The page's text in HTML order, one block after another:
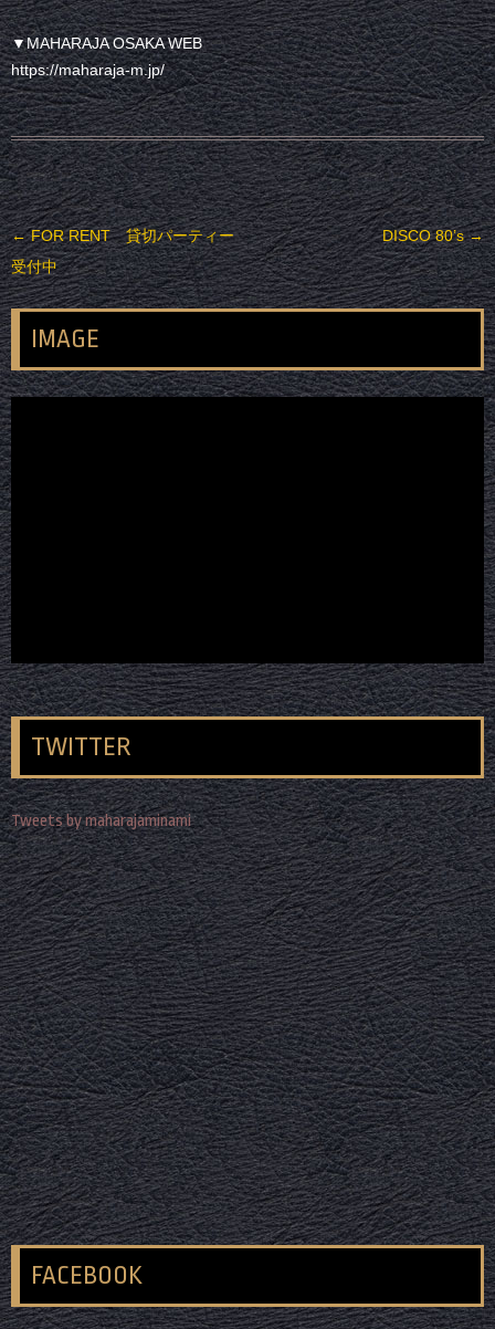
▼MAHARAJA OSAKA WEB
https://maharaja-m.jp/
投稿ナビゲーション
←FOR RENT 貸切パーティー
受付中
DISCO 80’s→
IMAGE
TWITTER
Tweets by maharajaminami
FACEBOOK